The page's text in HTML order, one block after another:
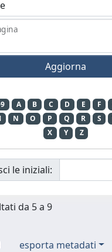
A B C D E F
N O P Q R S
X
Y Z
le iniziali:
da 5 a 9
esporta metadati